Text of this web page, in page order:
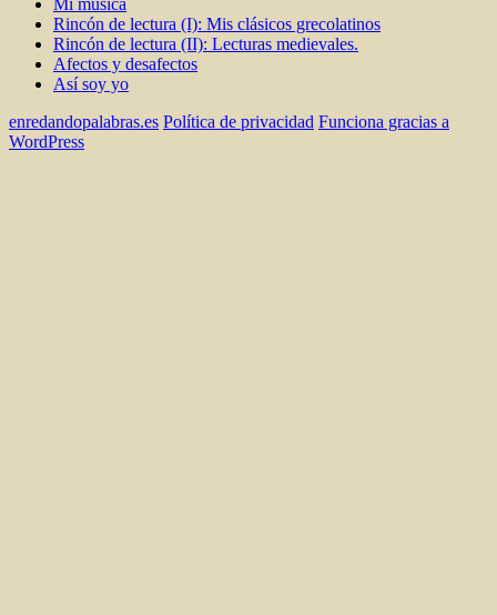
Mi música
Rincón de lectura (I): Mis clásicos grecolatinos
Rincón de lectura (II): Lecturas medievales.
Afectos y desafectos
Así soy yo
enredandopalabras.es Política de privacidad Funciona gracias a
WordPress